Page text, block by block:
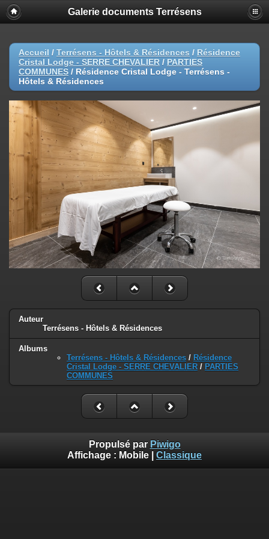
Galerie documents Terrésens
Accueil / Terrésens - Hôtels & Résidences / Résidence
Cristal Lodge - SERRE CHEVALIER / PARTIES
COMMUNES / Résidence Cristal Lodge - Terrésens -
Hôtels & Résidences
Auteur
Terrésens - Hôtels & Résidences
Albums
Terrésens - Hôtels & Résidences / Résidence
Cristal Lodge - SERRE CHEVALIER / PARTIES
COMMUNES
Propulsé par Piwigo
Affichage : Mobile Classique